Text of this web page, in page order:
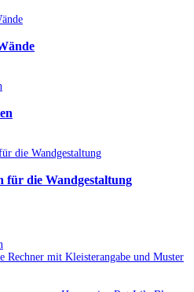
für die Wandgestaltung
Rechner mit Kleisterangabe und Muster